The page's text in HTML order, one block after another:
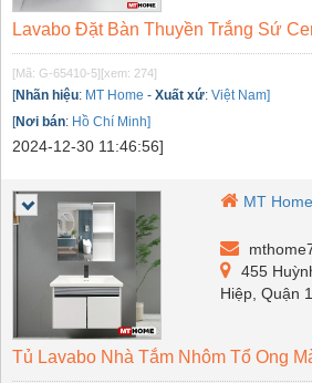
Lavabo Đặt Bàn Thuyền Trắng Sứ
[Mã: G-65410-5] [xem: 274]
[Nhãn hiệu: MT Home - Xuất xứ: Việt Nam]
[Nơi bán: Hồ Chí Minh]
2024-12-30 11:46:56]
MT Home
455
Hiệp, Quận
Tủ Lavabo Nhà Tắm Nhôm Tổ Ong